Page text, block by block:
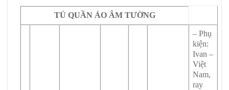
TỦ QUẦN ÁO ÂM TƯỜNG
– Phụ
kiện:
Ivan –
Việt
Nam,
ray